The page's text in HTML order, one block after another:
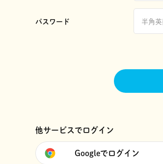
パスワード
他サービスでログイン
Googleでログイン